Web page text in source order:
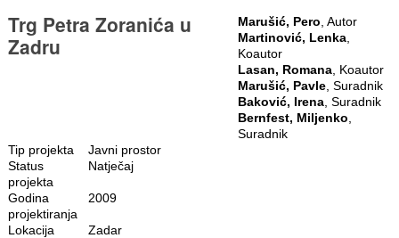
Trg Petra Zoranića u
Zadru
Marušić, Pero , Autor
Martinović, Lenka
Koautor
Lasan, Romana , Koautor
Marušić, Pavle , Suradnik
Baković, Irena , Suradnik
Bernfest, Miljenko
Suradnik
Tip projekta
Javni prostor
Status
projekta
Natječaj
Godina
projektiranja
2009
Lokacija Zadar